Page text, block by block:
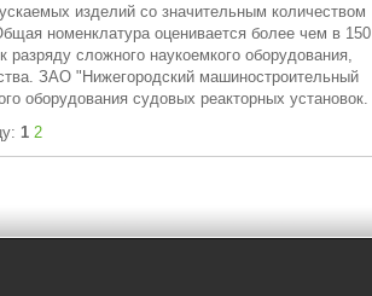
изделий со значительным количеством
номенклатура оценивается более чем в 150
сложного наукоемкого оборудования,
ЗАО "Нижегородский машиностроительный
оборудования судовых реакторных установок.
1 2